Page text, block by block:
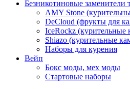
Безникотиновые заменители
AMY Stone
DeCloud (фрукты для
IceRockz (курительные
Shiazo (курительные
Наборы для курения
Вейп
Бокс моды, мех моды
Стартовые наборы